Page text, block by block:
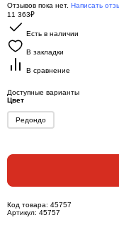
Отзывов пока нет. Написать
11 363₽
Есть в наличии
В закладки
В сравнение
Доступные варианты
Цвет
Редондо
Код товара: 45757
Артикул: 45757